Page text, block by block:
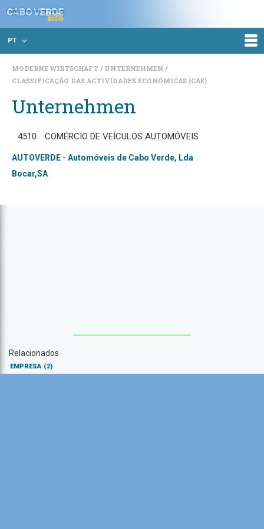
PT
MODERNE WIRTSCHAFT
UNTERNEHMEN
CLASSIFICAÇÃO DAS ACTIVIDADES ECONÓMICAS (CAE)
Unternehmen
4510 COMÉRCIO DE VEÍCULOS AUTOMÓVEIS
AUTOVERDE - Automóveis de Cabo Verde, Lda
Bocar,SA
Relacionados
EMPRESA (2)